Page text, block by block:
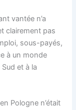
vantée n’a
clairement pas
sous-payés,
à un monde
et à la
Pologne n’était